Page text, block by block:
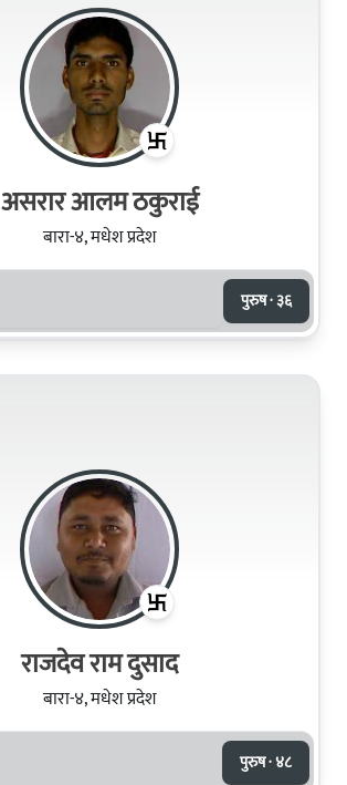
असरार आलम ठकुराई
बारा-४, मधेश प्रदेश
पुरुष · ३६
राजदेव राम दुसाद
बारा-४, मधेश प्रदेश
पुरुष · ४८